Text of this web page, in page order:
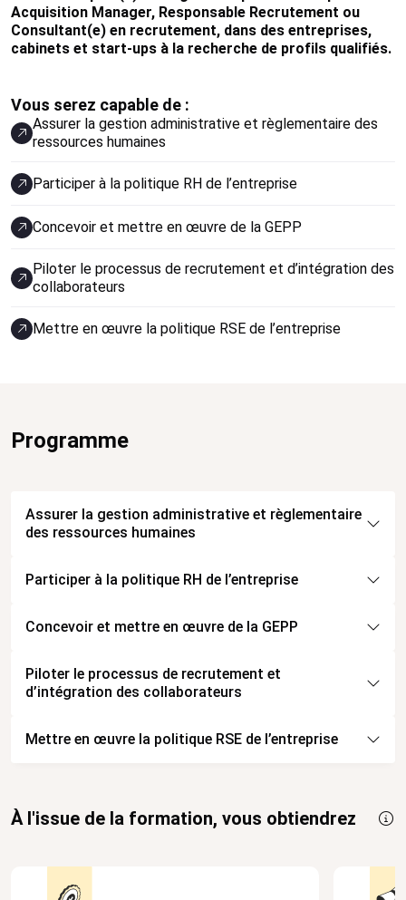
Acquisition Manager, Responsable Recrutement ou
Consultant(e) en recrutement, dans des entreprises,
cabinets et start-ups à la recherche de profils qualifiés.
Vous serez capable de :
Assurer la gestion administrative et règlementaire des
ressources humaines
Participer à la politique RH de l’entreprise
Concevoir et mettre en œuvre de la GEPP
Piloter le processus de recrutement et d’intégration des
collaborateurs
Mettre en œuvre la politique RSE de l’entreprise
Programme
Assurer la gestion administrative et règlementaire
des ressources humaines
Participer à la politique RH de l’entreprise
Concevoir et mettre en œuvre de la GEPP
Piloter le processus de recrutement et
d’intégration des collaborateurs
Mettre en œuvre la politique RSE de l’entreprise
À l'issue de la formation, vous obtiendrez